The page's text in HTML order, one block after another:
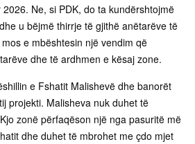
Ne, si PDK, do ta kundërshtojmë
u bëjmë thirrje të gjithë anëtarëve të
e mbështesin një vendim që
dhe të ardhmen e kësaj zone.
e Fshatit Malishevë dhe banorët
projekti. Malisheva nuk duhet të
zonë përfaqëson një nga pasuritë më
dhe duhet të mbrohet me çdo mjet